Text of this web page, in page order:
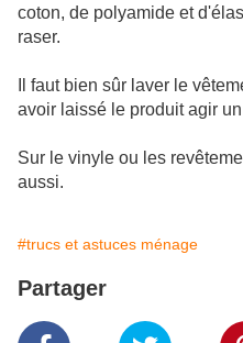
coton, de polyamide et
raser.
Il faut bien sûr laver le
avoir laissé le produit agir
Sur le vinyle ou les
aussi.
#trucs et astuces ménage
Partager